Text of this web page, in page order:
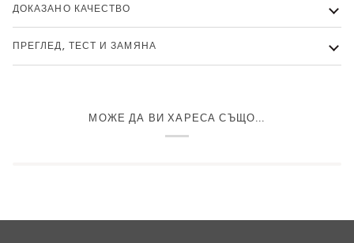
ДОКАЗАНО КАЧЕСТВО
ПРЕГЛЕД, ТЕСТ И ЗАМЯНА
МОЖЕ ДА ВИ ХАРЕСА СЪЩО...